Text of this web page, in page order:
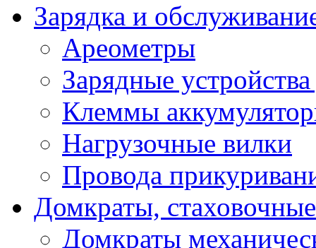
Зарядка и
Ареометры
Зарядные
Клеммы
Нагрузочные вилки
Провода
Домкраты,
Домкраты